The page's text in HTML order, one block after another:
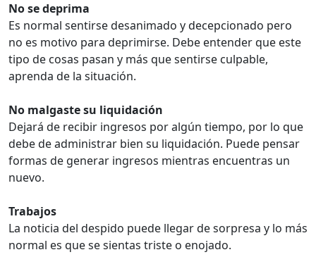
No se deprima
Es normal sentirse desanimado y decepcionado pero
no es motivo para deprimirse. Debe entender que este
tipo de cosas pasan y más que sentirse culpable,
aprenda de la situación.
No malgaste su liquidación
Dejará de recibir ingresos por algún tiempo, por lo que
debe de administrar bien su liquidación. Puede pensar
formas de generar ingresos mientras encuentras un
nuevo.
Trabajos
La noticia del despido puede llegar de sorpresa y lo más
normal es que se sientas triste o enojado.